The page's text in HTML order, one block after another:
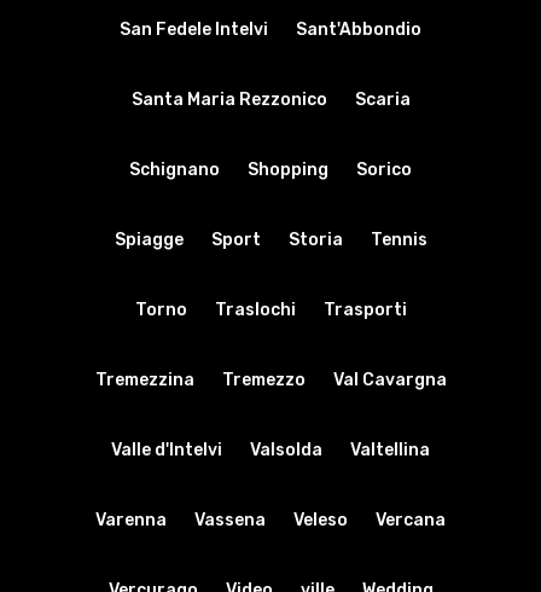
San Fedele Intelvi Sant'Abbondio
Santa Maria Rezzonico Scaria
Schignano Shopping Sorico
Spiagge Sport Storia Tennis
Torno Traslochi Trasporti
Tremezzina Tremezzo Val Cavargna
Valle d'Intelvi Valsolda Valtellina
Varenna Vassena Veleso Vercana